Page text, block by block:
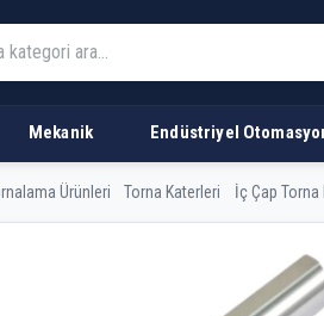
Mekanik Endüstriyel
Ürünleri Torna Katerleri İç Çap Torna
TCLNR 12